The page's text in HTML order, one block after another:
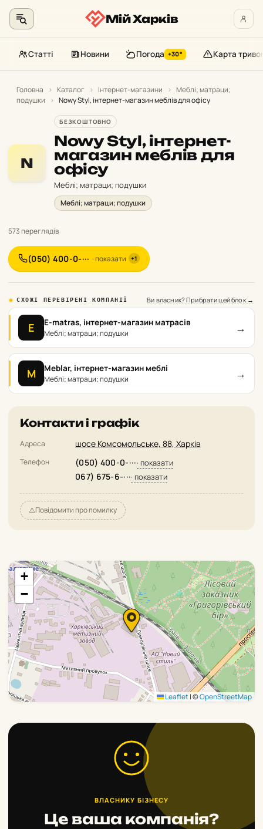
контенту
Мій Харків
Статті Новини Погода +30° Карта
Головна › Каталог › Інтернет-магазини › Меблі; матраци;
подушки
› Nowy Styl, інтернет-магазин меблів для офісу
N
БЕЗКОШТОВНО
Nowy Styl, інтернет-
магазин меблів для
офісу
Меблі; матраци; подушки
Меблі; матраци; подушки
573 переглядів
(050) 400-0-··· · показати +1
СХОЖІ ПЕРЕВІРЕНІ КОМПАНІЇ Ви власник? Прибрати цей блок →
E E-matras, інтернет-магазин матрасів
Меблі; матраци; подушки →
M Meblar, інтернет-магазин меблі
Меблі; матраци; подушки →
Контакти і графік
Адреса шосе Комсомольське, 88, Харків
Телефон (050) 400-0-···· показати
067) 675-6-···· показати
⚠️Повідомити про помилку
+
−
Leaflet|©OpenStreetMap
ВЛАСНИКУ БІЗНЕСУ
Це ваша компанія?